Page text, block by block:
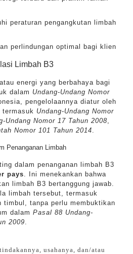
peraturan pengangkutan limbah
perlindungan optimal bagi klien
Limbah B3
energi yang berbahaya bagi
dalam Undang-Undang Nomor
pengelolaannya diatur oleh
termasuk Undang-Undang Nomor
Undang Nomor 17 Tahun 2008,
Nomor 101 Tahun 2014.
Penanganan Limbah
dalam penanganan limbah B3
pays. Ini menekankan bahwa
limbah B3 bertanggung jawab.
limbah tersebut, termasuk
timbul, tanpa perlu membuktikan
dalam Pasal 88 Undang-
2009.
usahanya, dan/atau